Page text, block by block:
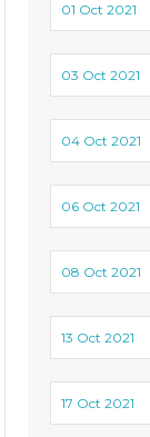
01 Oct 2021
03 Oct 2021
04 Oct 2021
06 Oct 2021
08 Oct 2021
13 Oct 2021
17 Oct 2021